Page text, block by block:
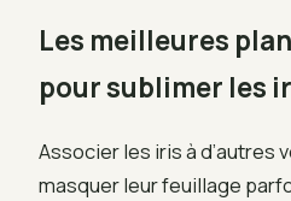
Les meilleures
pour sublimer les
Associer les iris à d’autres
masquer leur feuillage